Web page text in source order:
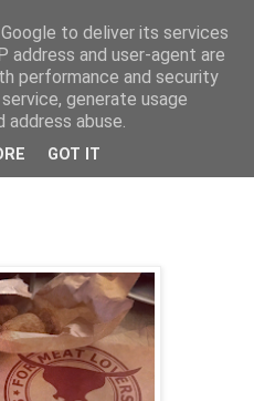
to deliver its services
address and user-agent are
performance and security
generate usage
abuse.
GOT IT